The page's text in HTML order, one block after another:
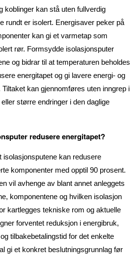
koblinger kan stå uten fullverdig
rundt er isolert. Energisaver peker på
kan gi et varmetap som
rør. Formsydde isolasjonsputer
og bidrar til at temperaturen beholdes
energitapet og gi lavere energi- og
kan gjennomføres uten inngrep i
større endringer i den daglige
redusere energitapet?
isolasjonsputene kan redusere
komponenter med opptil 90 prosent.
vil avhenge av blant annet anleggets
komponentene og hvilken isolasjon
kartlegges tekniske rom og aktuelle
forventet reduksjon i energibruk,
tilbakebetalingstid for det enkelte
gi et konkret beslutningsgrunnlag før